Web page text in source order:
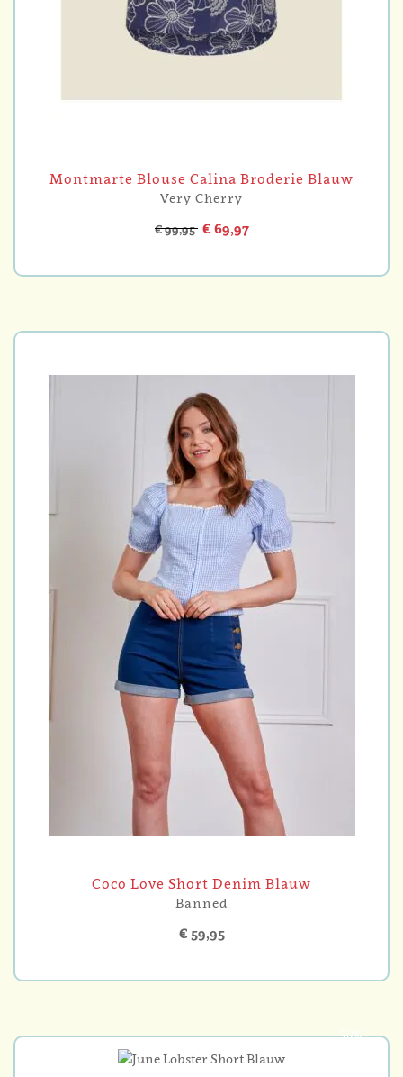
Montmarte Blouse Calina Broderie Blauw
Very Cherry
€ 99,95 € 69,97
Coco Love Short Denim Blauw
Banned
€ 59,95
-30%